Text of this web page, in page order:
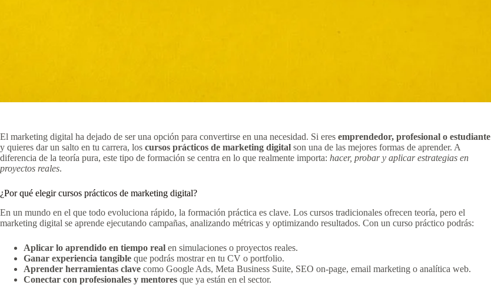
El marketing digital ha dejado de ser una opción para convertirse en una necesidad. Si eres emprendedor, profesional o estudiante
y quieres dar un salto en tu carrera, los cursos prácticos de marketing digital son una de las mejores formas de aprender. A
diferencia de la teoría pura, este tipo de formación se centra en lo que realmente importa: hacer, probar y aplicar estrategias en
proyectos reales.
¿Por qué elegir cursos prácticos de marketing digital?
En un mundo en el que todo evoluciona rápido, la formación práctica es clave. Los cursos tradicionales ofrecen teoría, pero el
marketing digital se aprende ejecutando campañas, analizando métricas y optimizando resultados. Con un curso práctico podrás:
Aplicar lo aprendido en tiempo real en simulaciones o proyectos reales.
Ganar experiencia tangible que podrás mostrar en tu CV o portfolio.
Aprender herramientas clave como Google Ads, Meta Business Suite, SEO on-page, email marketing o analítica web.
Conectar con profesionales y mentores que ya están en el sector.